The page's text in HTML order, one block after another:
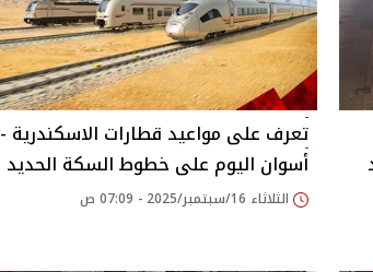
تعرف على مواعيد قطارات الاسكندرية -
أسوان اليوم على خطوط السكة الحديد
الثلاثاء 16/سبتمبر/2025 - 07:09 ص